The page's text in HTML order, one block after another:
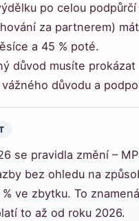
po celou
za partnerem)
a 45 % poté.
důvod musíte
důvodu a
se pravidla změní –
bez ohledu na
ve zbytku. To
to až od roku 2026.